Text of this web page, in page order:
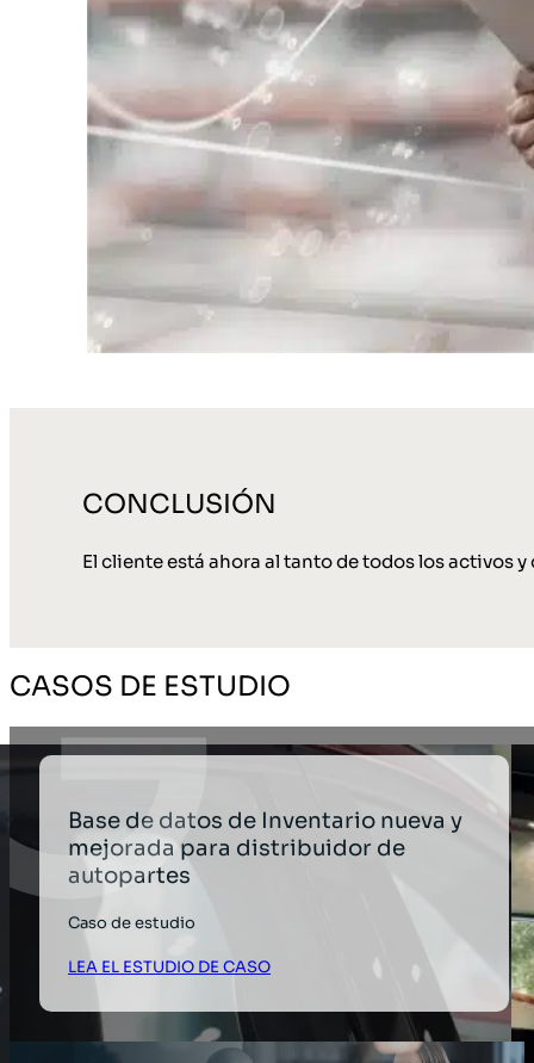
CONCLUSIÓN
El cliente está ahora al tanto de todos los activos
CASOS DE ESTUDIO
Base de datos de Inventario nueva y
mejorada para distribuidor de
autopartes
Caso de estudio
LEA EL ESTUDIO DE CASO